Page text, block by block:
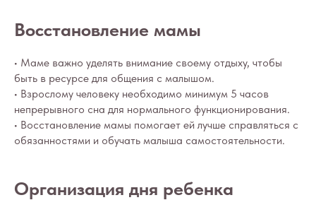
Восстановление мамы
• Маме важно уделять внимание своему отдыху, чтобы
быть в ресурсе для общения с малышом.
• Взрослому человеку необходимо минимум 5 часов
непрерывного сна для нормального функционирования.
• Восстановление мамы помогает ей лучше справляться с
обязанностями и обучать малыша самостоятельности.
Организация дня ребенка